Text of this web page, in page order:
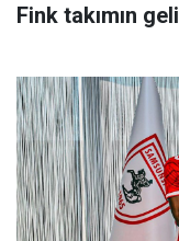
Fink takımın